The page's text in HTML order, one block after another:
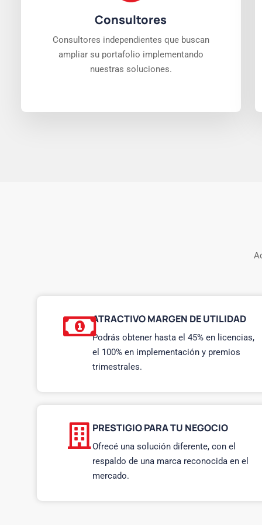
Consultores
Consultores independientes que buscan
ampliar su portafolio implementando
nuestras soluciones.
ATRACTIVO MARGEN DE UTILIDAD
Podrás obtener hasta el 45% en licencias,
el 100% en implementación y premios
trimestrales.
PRESTIGIO PARA TU NEGOCIO
Ofrecé una solución diferente, con el
respaldo de una marca reconocida en el
mercado.